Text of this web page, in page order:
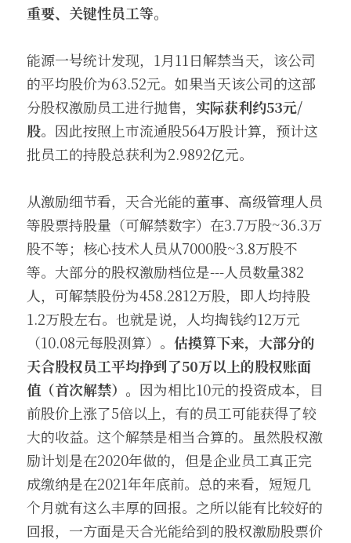
重要、关键性员工等。
能源一号统计发现，1月11日解禁当天，该公司
的平均股价为63.52元。如果当天该公司的这部
分股权激励员工进行抛售， 实际获利约53元/
股。因此按照上市流通股564万股计算，预计这
批员工的持股总获利为2.9892亿元。
从激励细节看，天合光能的董事、高级管理人员
等股票持股量（可解禁数字）在3.7万股~36.3万
股不等；核心技术人员从7000股~3.8万股不
等。大部分的股权激励档位是---人员数量382
人，可解禁股份为458.2812万股，即人均持股
1.2万股左右。也就是说，人均掏钱约12万元
（10.08元每股测算）。 估摸算下来，大部分的
天合股权员工平均挣到了50万以上的股权账面
值（首次解禁）。 因为相比10元的投资成本，目
前股价上涨了5倍以上，有的员工可能获得了较
大的收益。这个解禁是相当合算的。虽然股权激
励计划是在2020年做的，但是企业员工真正完
成缴纳是在2021年年底前。总的来看，短短几
个月就有这么丰厚的回报。之所以能有比较好的
回报，一方面是天合光能给到的股权激励股票价